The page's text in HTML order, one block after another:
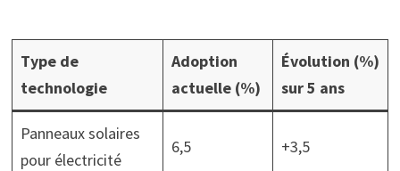
Type de
technologie
Adoption
actuelle (%)
Évolution (%)
sur 5 ans
Panneaux solaires
pour électricité
6,5 +3,5